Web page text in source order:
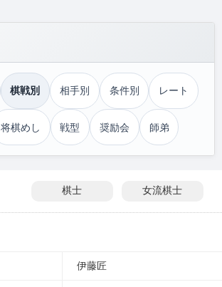
棋戦別 相手別 条件別 レート
将棋めし 戦型 奨励会 師弟
棋士 女流棋士
伊藤匠